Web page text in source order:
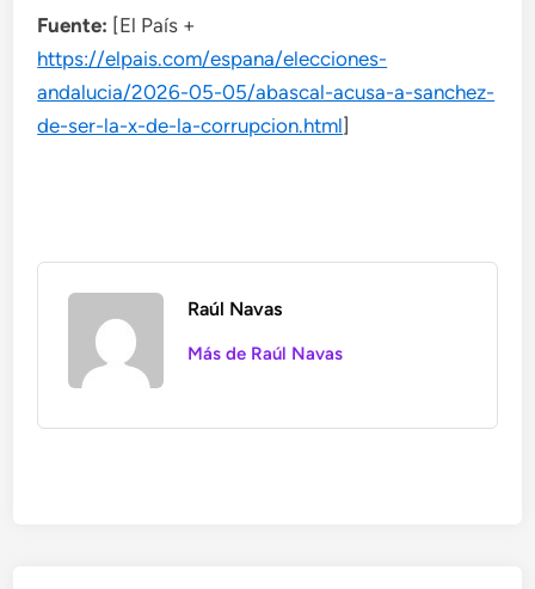
Fuente: [El País +
https://elpais.com/espana/elecciones-
andalucia/2026-05-05/abascal-acusa-a-sanchez-
de-ser-la-x-de-la-corrupcion.html]
Raúl Navas
Más de Raúl Navas